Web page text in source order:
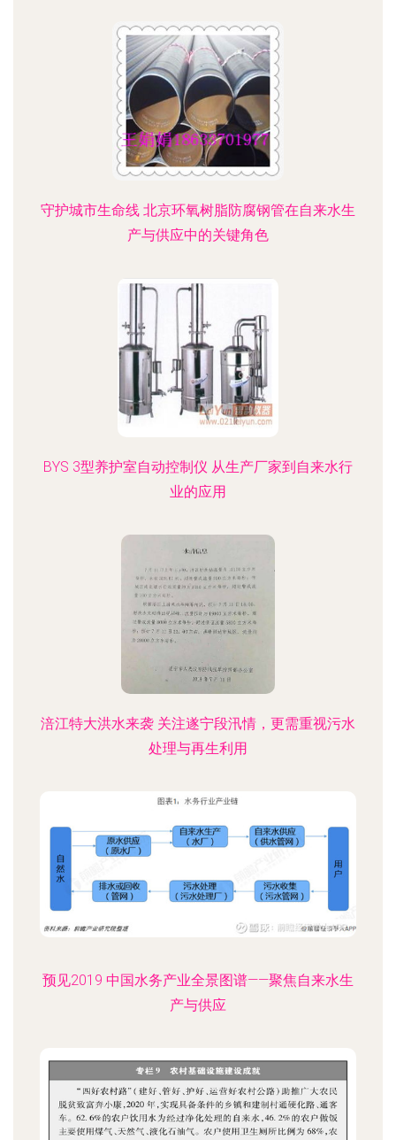
守护城市生命线 北京环氧树脂防腐钢管在自来水生
产与供应中的关键角色
BYS 3型养护室自动控制仪 从生产厂家到自来水行
业的应用
涪江特大洪水来袭 关注遂宁段汛情，更需重视污水
处理与再生利用
预见2019 中国水务产业全景图谱——聚焦自来水生
产与供应